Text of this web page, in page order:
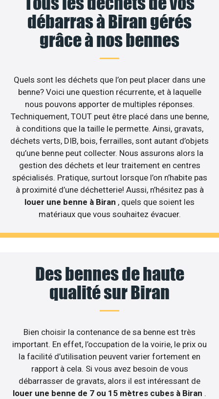
débarras à Biran gérés
grâce à nos bennes
Quels sont les déchets que l’on peut placer dans une
benne? Voici une question récurrente, et à laquelle
nous pouvons apporter de multiples réponses.
Techniquement, TOUT peut être placé dans une benne,
à conditions que la taille le permette. Ainsi, gravats,
déchets verts, DIB, bois, ferrailles, sont autant d’objets
qu’une benne peut collecter. Nous assurons alors la
gestion des déchets et leur traitement en centres
spécialisés. Pratique, surtout lorsque l’on n’habite pas
à proximité d’une déchetterie! Aussi, n’hésitez pas à
louer une benne à Biran , quels que soient les
matériaux que vous souhaitez évacuer.
Des bennes de haute
qualité sur Biran
Bien choisir la contenance de sa benne est très
important. En effet, l’occupation de la voirie, le prix ou
la facilité d’utilisation peuvent varier fortement en
rapport à cela. Si vous avez besoin de vous
débarrasser de gravats, alors il est intéressant de
louer une benne de 7 ou 15 mètres cubes à Biran .